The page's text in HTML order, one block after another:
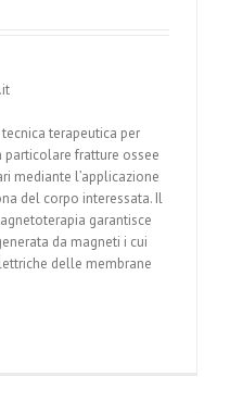
terapeutica per
fratture ossee
mediante l’applicazione
del corpo interessata. Il
garantisce
da magneti i cui
delle membrane